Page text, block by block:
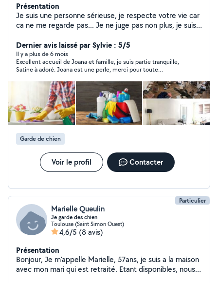
Présentation
Je suis une personne sérieuse, je respecte votre vie car
ca ne me regarde pas... Je ne juge pas non plus, je suis
a chaque fois, si par hasard un jour c'est pas bien c'est
parce je suis humain aussi et il y a des jours pas tops! J'ai
pas "peur" du travail, j'aime bien aider les gens qui on
besoin, je prends 13e de l'heure, mais après ça peut
dépendre du travail qu'à faire! Je peux aussi rester avec
vos animaux pendant 5,6,7 jours, j'habite dans un appart
mais j'ai pas d'animaux, il y a un grand parking et c'est
privé avec portail, je prends 10 pour chaque nuit, et j'ai
l'habitude avec les animaux donc ça c'est pas un
problème, je suis maman d'une petite fille de 5 ans et
elle aime beaucoup les animaux aussi, si vous pensez
que j'ai le profil pour rester avec vos bébés, n'hésitez
surtout pas à me contacter pour plus d'informations
zero,six, trois deux,neuf huit, huit trois, deux, sept! Pas
Dernier avis laissé par Sylvie : 5/5
Il y a plus de 6 mois
Excellent accueil de Joana et famille, je suis partie tranquille,
Satine à adoré. Joana est une perle, merci pour toute
Garde de chien
Voir le profil Contacter
Particulier
Marielle Queulin
Je garde des chien
Toulouse (Saint Simon Ouest)
4,6/5 (8 avis)
Présentation
Bonjour, Je m'appelle Marielle, 57ans, je suis a la maison
avec mon mari qui est retraité. Etant disponibles, nous